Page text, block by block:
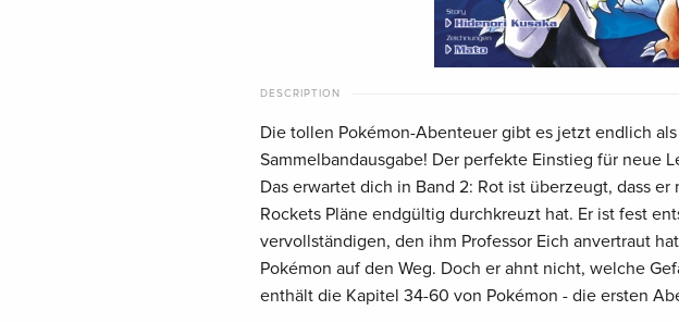
DESCRIPTION
Die tollen Pokémon-Abenteuer gibt es jetzt endlich
Sammelbandausgabe! Der perfekte Einstieg für neue
Das erwartet dich in Band 2: Rot ist überzeugt, dass
Rockets Pläne endgültig durchkreuzt hat. Er ist fest
vervollständigen, den ihm Professor Eich anvertraut
Pokémon auf den Weg. Doch er ahnt nicht, welche
enthält die Kapitel 34-60 von Pokémon - die ersten